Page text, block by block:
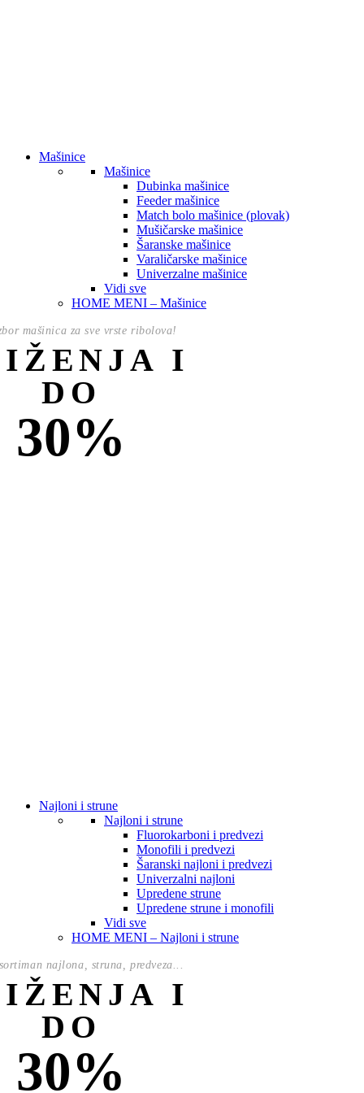
Mašinice
Mašinice
Dubinka mašinice
Feeder mašinice
Match bolo mašinice (plovak)
Mušičarske mašinice
Šaranske mašinice
Varaličarske mašinice
Univerzalne mašinice
Vidi sve
HOME MENI – Mašinice
mašinica za sve vrste ribolova!
I
DO
30%
Najloni i strune
Najloni i strune
Fluorokarboni i predvezi
Monofili i predvezi
Šaranski najloni i predvezi
Univerzalni najloni
Upredene strune
Upredene strune i monofili
Vidi sve
HOME MENI – Najloni i strune
najlona, struna, predveza...
I
DO
30%